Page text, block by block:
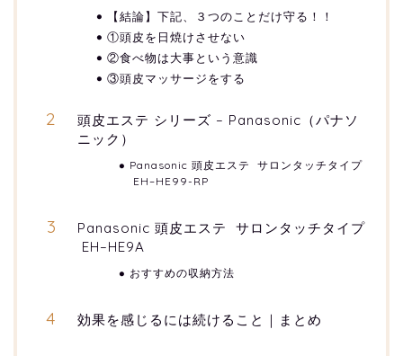
【結論】下記、３つのことだけ守る！！
①頭皮を日焼けさせない
②食べ物は大事という意識
③頭皮マッサージをする
頭皮エステ シリーズ – Panasonic（パナソ
ニック）
Panasonic 頭皮エステ サロンタッチタイプ
EH–HE99-RP
Panasonic 頭皮エステ サロンタッチタイプ
EH–HE9A
おすすめの収納方法
効果を感じるには続けること｜まとめ